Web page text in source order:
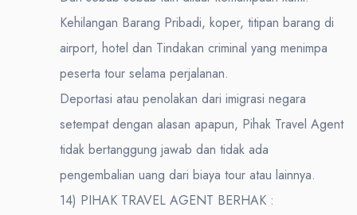
Kehilangan Barang Pribadi, koper, titipan barang di
airport, hotel dan Tindakan criminal yang menimpa
peserta tour selama perjalanan.
Deportasi atau penolakan dari imigrasi negara
setempat dengan alasan apapun, Pihak Travel Agent
tidak bertanggung jawab dan tidak ada
pengembalian uang dari biaya tour atau lainnya.
14) PIHAK TRAVEL AGENT BERHAK :